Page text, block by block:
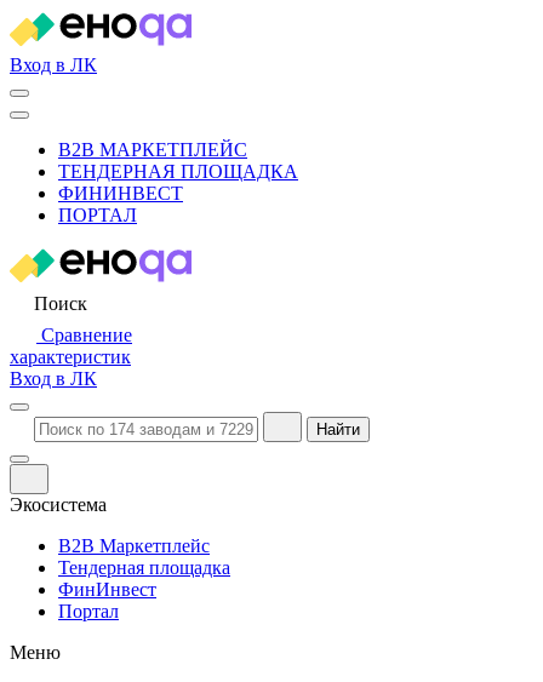
Вход в ЛК
B2B МАРКЕТПЛЕЙС
ТЕНДЕРНАЯ ПЛОЩАДКА
ФИНИНВЕСТ
ПОРТАЛ
Поиск
Сравнение
характеристик
Вход в ЛК
Найти
Экосистема
B2B Маркетплейс
Тендерная площадка
ФинИнвест
Портал
Меню